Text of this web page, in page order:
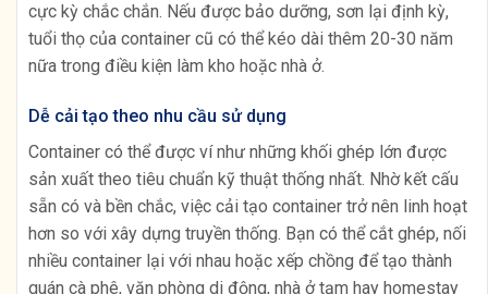
cực kỳ chắc chắn. Nếu được bảo dưỡng, sơn lại định kỳ,
tuổi thọ của container cũ có thể kéo dài thêm 20-30 năm
nữa trong điều kiện làm kho hoặc nhà ở.
Dễ cải tạo theo nhu cầu sử dụng
Container có thể được ví như những khối ghép lớn được
sản xuất theo tiêu chuẩn kỹ thuật thống nhất. Nhờ kết cấu
sẵn có và bền chắc, việc cải tạo container trở nên linh hoạt
hơn so với xây dựng truyền thống. Bạn có thể cắt ghép, nối
nhiều container lại với nhau hoặc xếp chồng để tạo thành
quán cà phê, văn phòng di động, nhà ở tạm hay homestay